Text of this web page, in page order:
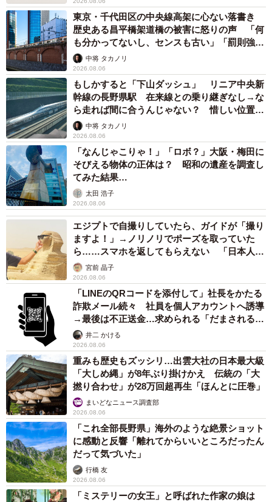
東京・千代田区の中央線高架に心ない落書き
歴史ある昌平橋架道橋の被害に怒りの声 「何
も分かってないし、センスも古い」「罰則強化
して」中将 タカノリ
2026.08.06
もしかすると「下山ダッシュ」 リニア中央新
幹線の長野県駅 在来線との乗り継ぎなし→な
ら走れば間に合うんじゃない？ 惜しい位置関
係が反響
中将 タカノリ
2026.08.06
「なんじゃこりゃ！」「ロボ？」大阪・梅田に
そびえる物体の正体は？ 昭和の遺産を調査し
てみた結果…
太田 浩子
2026.08.06
エジプトで自撮りしていたら、ガイドが「撮り
ますよ！」→ノリノリでポーズを取っていた
ら……スマホを返してもらえない 「日本人は
カモ代表かも」「私は6時間で3万円払った」
宮前 晶子
2026.08.06
「LINEのQRコードを添付して」社長をかたる
詐欺メール続々 社員を個人アカウントへ誘導
→最後は不正送金…求められる「だまされる前
提」の対策
井二 かける
2026.08.06
重みも歴史もズッシリ…出雲大社の日本最大級
「大しめ縄」が8年ぶり掛けかえ 伝統の「大
撚り合わせ」が28万回超再生「ほんとに圧巻」
まいどなニュース調査部
2026.08.06
「これ全部長野県」海外のような絶景ショット
に感動と反響「離れてからいいところだったん
だって気づいた」
行橋 友
2026.08.06
「ミステリーの女王」と呼ばれた作家の娘は